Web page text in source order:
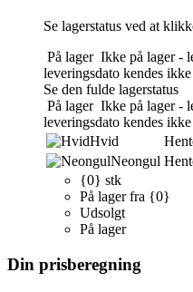
Se lagerstatus ved at
På lager Ikke på lager -
leveringsdato kendes ikke
Se den fulde lagerstatus
På lager Ikke på lager -
leveringsdato kendes ikke
Hvid
Neongul
{0} stk
På lager fra {0}
Udsolgt
På lager
Din prisberegning